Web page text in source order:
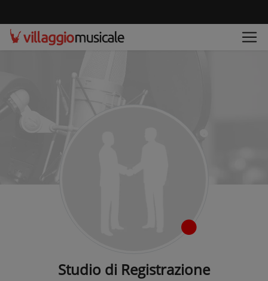
Studio di Registrazione